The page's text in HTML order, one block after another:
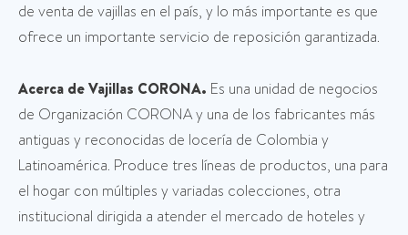
de venta de vajillas en el país, y lo más importante es que
ofrece un importante servicio de reposición garantizada.
Acerca de Vajillas CORONA. Es una unidad de negocios
de Organización CORONA y una de los fabricantes más
antiguas y reconocidas de locería de Colombia y
Latinoamérica. Produce tres líneas de productos, una para
el hogar con múltiples y variadas colecciones, otra
institucional dirigida a atender el mercado de hoteles y